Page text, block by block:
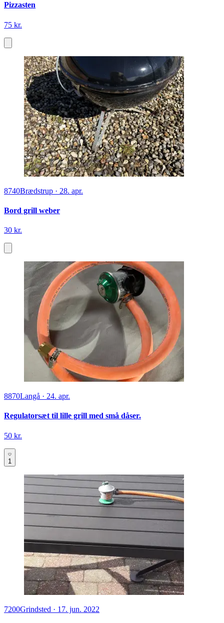
Pizzasten
75 kr.
8740Brædstrup · 28. apr.
Bord grill weber
30 kr.
8870Langå · 24. apr.
Regulatorsæt til lille grill med små dåser.
50 kr.
1
7200Grindsted · 17. jun. 2022